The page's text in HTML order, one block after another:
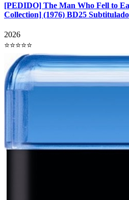
[PEDIDO] The Man Who Fell to
Collection] (1976) BD25 Subtitulado
2026
⭐⭐⭐⭐⭐